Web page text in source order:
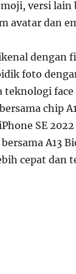
versi lain
avatar dan
dengan
foto
teknologi
chip
SE
A13
cepat dan